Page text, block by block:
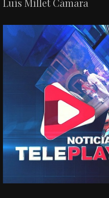
Luis Millet Cámara